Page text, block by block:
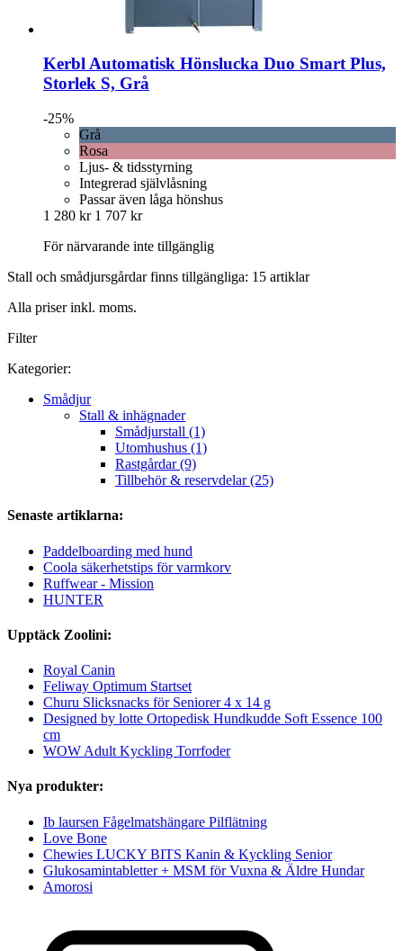
KerblAutomatisk Hönslucka Duo Smart Plus,
Storlek S, Grå
-25%
Grå
Rosa
Ljus- & tidsstyrning
Integrerad självlåsning
Passar även låga hönshus
1 280 kr 1 707 kr
För närvarande inte tillgänglig
Stall och smådjursgårdar finns tillgängliga: 15 artiklar
Alla priser inkl. moms.
Filter
Kategorier:
Smådjur
Stall & inhägnader
Smådjurstall (1)
Utomhushus (1)
Rastgårdar (9)
Tillbehör & reservdelar (25)
Senaste artiklarna:
Paddelboarding med hund
Coola säkerhetstips för varmkorv
Ruffwear - Mission
HUNTER
Upptäck Zoolini:
Royal Canin
Feliway Optimum Startset
Churu Slicksnacks för Seniorer 4 x 14 g
Designed by lotte Ortopedisk Hundkudde Soft Essence 100
cm
WOW Adult Kyckling Torrfoder
Nya produkter:
Ib laursen Fågelmatshängare Pilflätning
Love Bone
Chewies LUCKY BITS Kanin & Kyckling Senior
Glukosamintabletter + MSM för Vuxna & Äldre Hundar
Amorosi